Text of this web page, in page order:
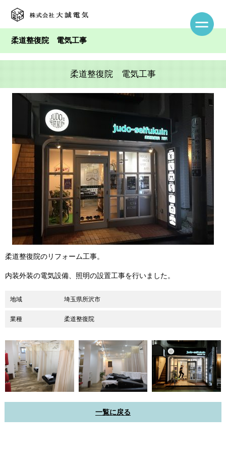
柔道整復院 電気工事
柔道整復院 電気工事
柔道整復院のリフォーム工事。
内装外装の電気設備、照明の設置工事を行いました。
地域 埼玉県所沢市
業種 柔道整復院
一覧に戻る